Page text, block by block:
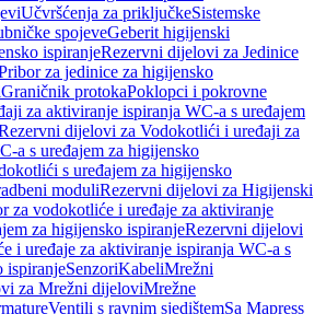
Učvršćenja za priključkeSistemske
spojeveGeberit higijenski
ispiranjeRezervni dijelovi za Jedinice
za jedinice za higijensko
Graničnik protokaPoklopci i pokrovne
za aktiviranje ispiranja WC-a s uređajem
dijelovi za Vodokotlići i uređaji za
a s uređajem za higijensko
s uređajem za higijensko
moduliRezervni dijelovi za Higijenski
za vodokotliće i uređaje za aktiviranje
za higijensko ispiranjeRezervni dijelovi
i uređaje za aktiviranje ispiranja WC-a s
ispiranjeSenzoriKabeliMrežni
za Mrežni dijeloviMrežne
Ventili s ravnim sjedištemSa Mapress